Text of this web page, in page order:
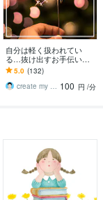
自分は軽く扱われてい
る…抜け出すお手伝いを
します バカにされる、都
合よく使われる、マウン
トを取られるとき
5.0 (132)
create my life 100 円 /分